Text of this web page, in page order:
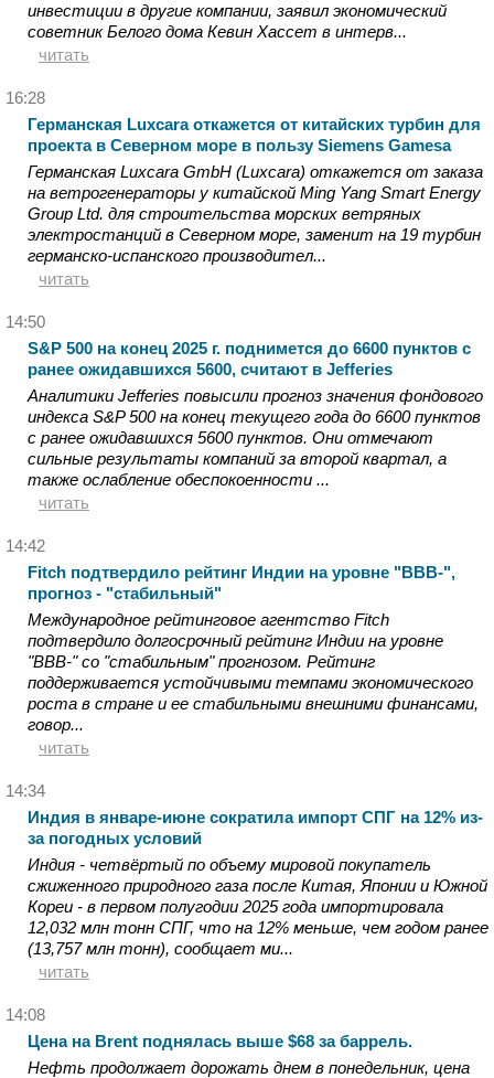
инвестиции в другие компании, заявил экономический
советник Белого дома Кевин Хассет в интерв...
читать
16:28
Германская Luxcara откажется от китайских турбин для
проекта в Северном море в пользу Siemens Gamesa
Германская Luxcara GmbH (Luxcara) откажется от заказа
на ветрогенераторы у китайской Ming Yang Smart Energy
Group Ltd. для строительства морских ветряных
электростанций в Северном море, заменит на 19 турбин
германско-испанского производител...
читать
14:50
S&P 500 на конец 2025 г. поднимется до 6600 пунктов с
ранее ожидавшихся 5600, считают в Jefferies
Аналитики Jefferies повысили прогноз значения фондового
индекса S&P 500 на конец текущего года до 6600 пунктов
с ранее ожидавшихся 5600 пунктов. Они отмечают
сильные результаты компаний за второй квартал, а
также ослабление обеспокоенности ...
читать
14:42
Fitch подтвердило рейтинг Индии на уровне "BBB-",
прогноз - "стабильный"
Международное рейтинговое агентство Fitch
подтвердило долгосрочный рейтинг Индии на уровне
"BBB-" со "стабильным" прогнозом. Рейтинг
поддерживается устойчивыми темпами экономического
роста в стране и ее стабильными внешними финансами,
говор...
читать
14:34
Индия в январе-июне сократила импорт СПГ на 12% из-
за погодных условий
Индия - четвёртый по объему мировой покупатель
сжиженного природного газа после Китая, Японии и Южной
Кореи - в первом полугодии 2025 года импортировала
12,032 млн тонн СПГ, что на 12% меньше, чем годом ранее
(13,757 млн тонн), сообщает ми...
читать
14:08
Цена на Brent поднялась выше $68 за баррель.
Нефть продолжает дорожать днем в понедельник, цена